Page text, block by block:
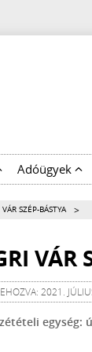
Adóügyek
VÁR SZÉP-BÁSTYA >
VÁR
2021.
egység: